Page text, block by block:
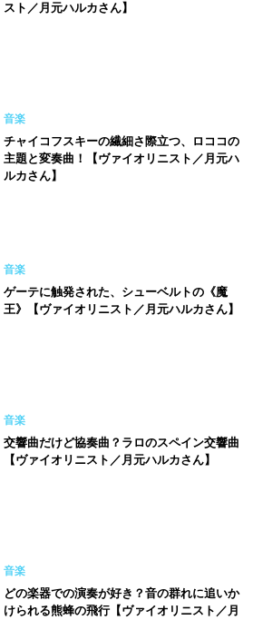
スト／月元ハルカさん】
音楽
チャイコフスキーの繊細さ際立つ、ロココの
主題と変奏曲！【ヴァイオリニスト／月元ハ
ルカさん】
音楽
ゲーテに触発された、シューベルトの《魔
王》【ヴァイオリニスト／月元ハルカさん】
音楽
交響曲だけど協奏曲？ラロのスペイン交響曲
【ヴァイオリニスト／月元ハルカさん】
音楽
どの楽器での演奏が好き？音の群れに追いか
けられる熊蜂の飛行【ヴァイオリニスト／月